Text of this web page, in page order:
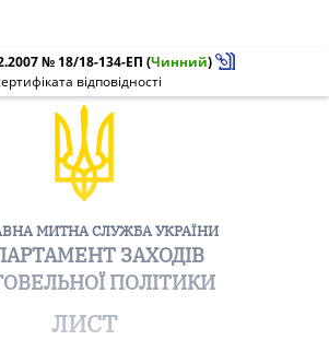
№ 18/18-134-ЕП (Чинний)
відповідності
МИТНА СЛУЖБА УКРАЇНИ
ЗАХОДІВ
ПОЛІТИКИ
ЛИСТ